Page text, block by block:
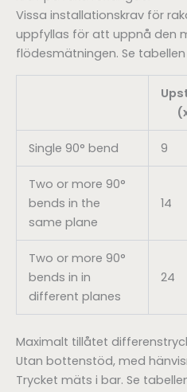
Vissa installationskrav för
uppfyllas för att uppnå den
flödesmätningen. Se
Single 90° bend 9
Two or more 90°
bends in the
same plane
14
Two or more 90°
bends in in
different planes
24
Maximalt tillåtet
Utan bottenstöd, med
Trycket mäts i bar. Se